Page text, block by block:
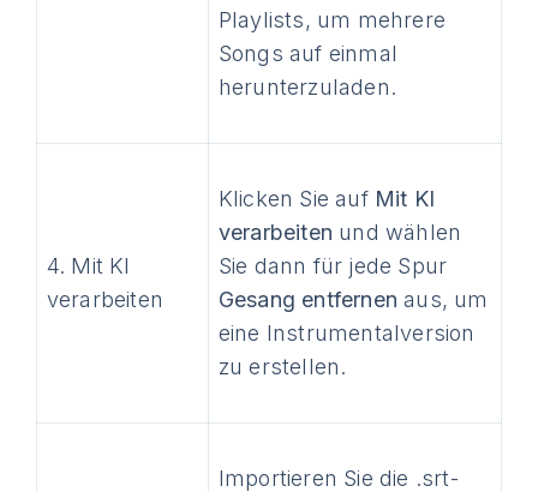
Playlists, um mehrere
Songs auf einmal
herunterzuladen.
4. Mit KI
verarbeiten
Klicken Sie auf Mit KI
verarbeiten und wählen
Sie dann für jede Spur
Gesang entfernen aus, um
eine Instrumentalversion
zu erstellen.
Importieren Sie die .srt-